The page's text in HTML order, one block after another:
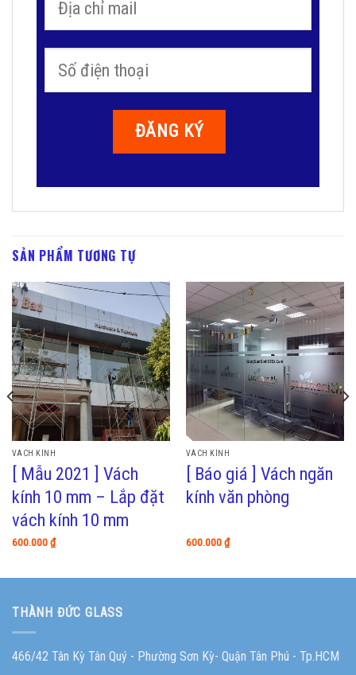
SẢN PHẨM TƯƠNG TỰ
VÁCH KÍNH
[ Mẫu 2021 ] Vách
kính 10 mm – Lắp đặt
vách kính 10 mm
600.000₫
VÁCH KÍNH
[ Báo giá ] Vách ngăn
kính văn phòng
600.000₫
THÀNH ĐỨC GLASS
466/42 Tân Kỳ Tân Quý - Phường Sơn Kỳ- Quận Tân Phú - Tp.HCM